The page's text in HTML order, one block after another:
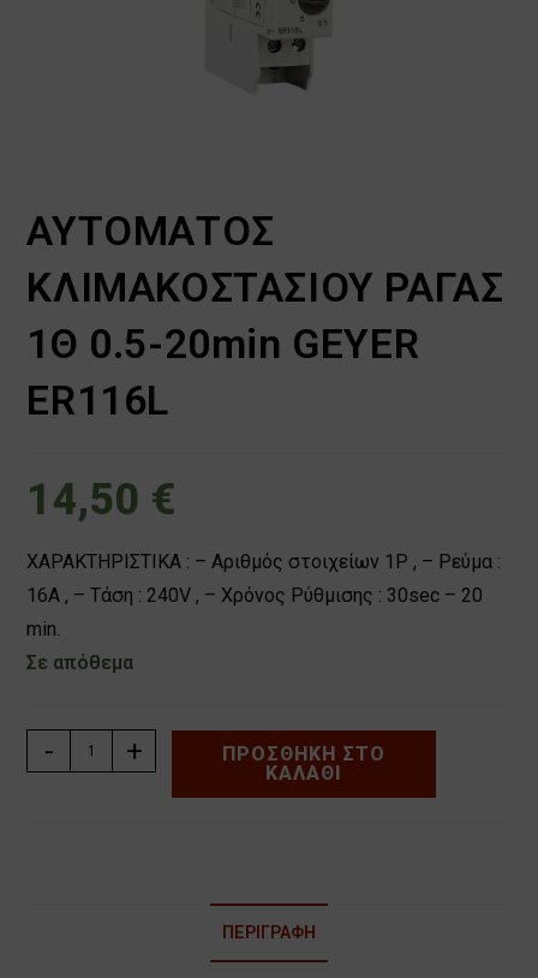
ΑΥΤΟΜΑΤΟΣ
ΚΛΙΜΑΚΟΣΤΑΣΙΟΥ ΡΑΓΑΣ
1Θ 0.5-20min GEYER
ER116L
14,50 €
ΧΑΡΑΚΤΗΡΙΣΤΙΚΑ : – Αριθμός στοιχείων 1P , – Ρεύμα :
16A , – Τάση : 240V , – Χρόνος Ρύθμισης : 30sec – 20
min.
Σε απόθεμα
ΑΥΤΟΜΑΤΟΣ
ΚΛΙΜΑΚΟΣΤΑΣΙΟΥ
- +
ΠΡΟΣΘΉΚΗ ΣΤΟ
ΚΑΛΆΘΙ
ΠΕΡΙΓΡΑΦΉ